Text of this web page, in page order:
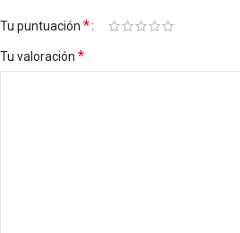
Tu puntuación *
Tu valoración *